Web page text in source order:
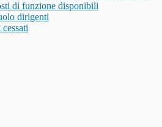
di funzione disponibili
dirigenti